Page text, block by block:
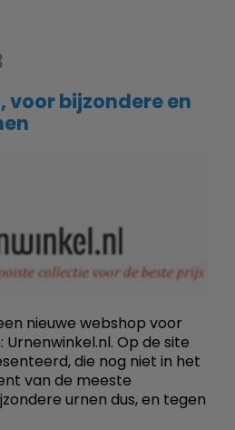
voor bijzondere en
nieuwe webshop voor
Op de site
die nog niet in het
van de meeste
urnen dus, en tegen